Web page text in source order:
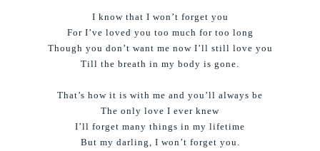
I know that I won’t forget you
For I’ve loved you too much for too long
Though you don’t want me now I’ll still love you
Till the breath in my body is gone.
That’s how it is with me and you’ll always be
The only love I ever knew
I’ll forget many things in my lifetime
But my darling, I won’t forget you.